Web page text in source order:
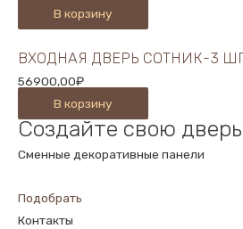
В корзину
ВХОДНАЯ ДВЕРЬ СОТНИК-3
56900,00₽
В корзину
Создайте свою дверь
Сменные декоративные панели
Подобрать
Контакты